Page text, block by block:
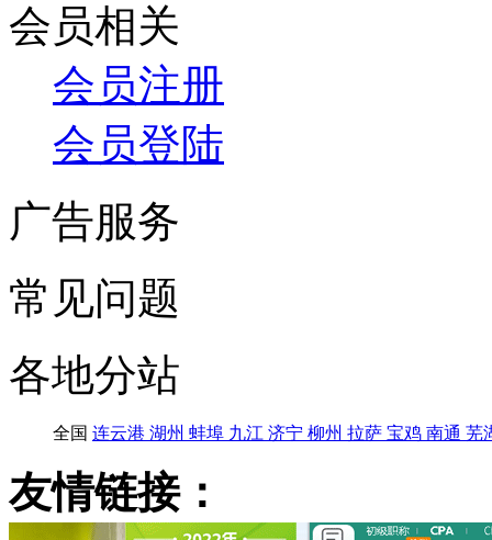
会员相关
会员注册
会员登陆
广告服务
常见问题
各地分站
全国 连云港 湖州 蚌埠 九江 济宁 柳州 拉萨 宝鸡 南通 芜
友情链接：